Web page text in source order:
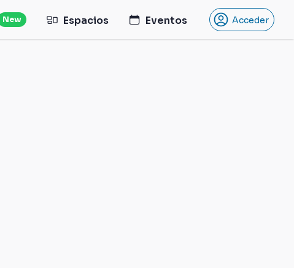
New Espacios Eventos Acceder